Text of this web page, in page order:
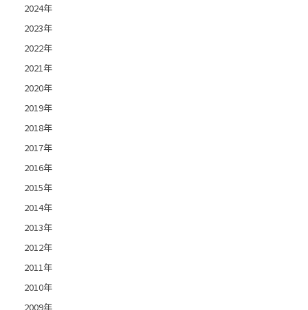
2024年
2023年
2022年
2021年
2020年
2019年
2018年
2017年
2016年
2015年
2014年
2013年
2012年
2011年
2010年
2009年